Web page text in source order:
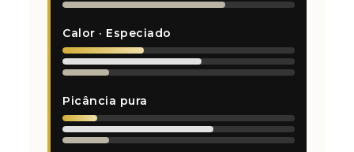
Calor · Especiado
Picância pura